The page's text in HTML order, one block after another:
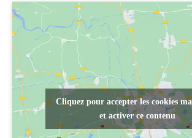
Cliquez pour accepter les cookies
et activer ce contenu